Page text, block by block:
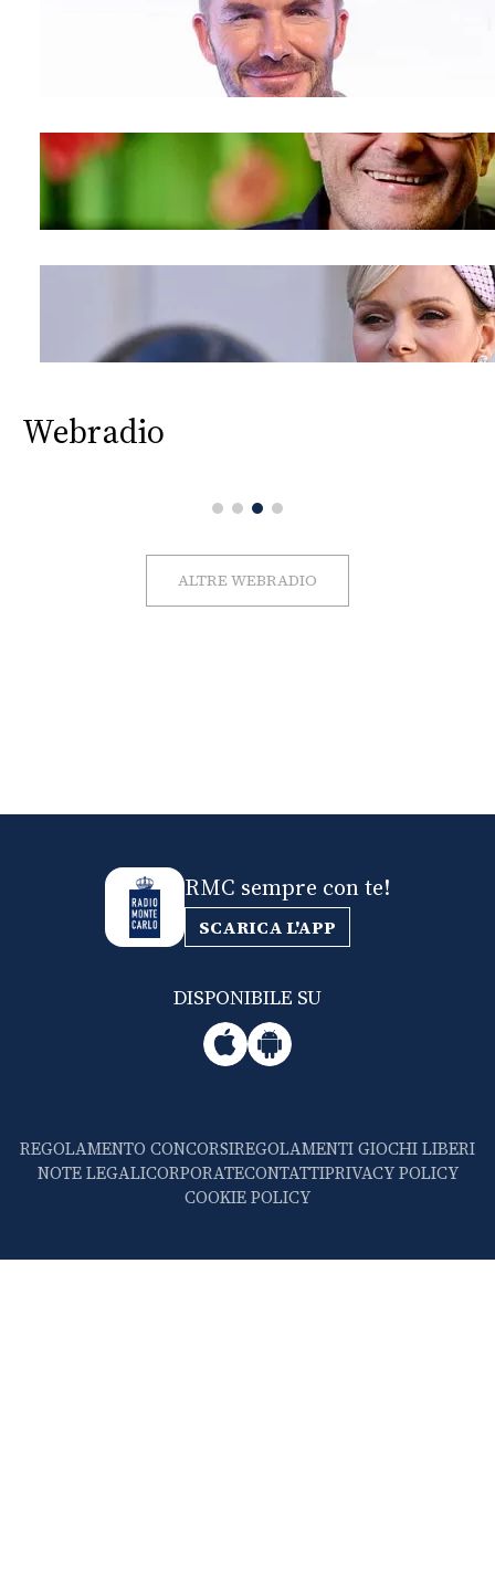
Webradio
ALTRE WEBRADIO
RMC sempre con te!
SCARICA L'APP
DISPONIBILE SU
REGOLAMENTO CONCORSIREGOLAMENTI GIOCHI LIBERI
NOTE LEGALICORPORATECONTATTIPRIVACY POLICY
COOKIE POLICY